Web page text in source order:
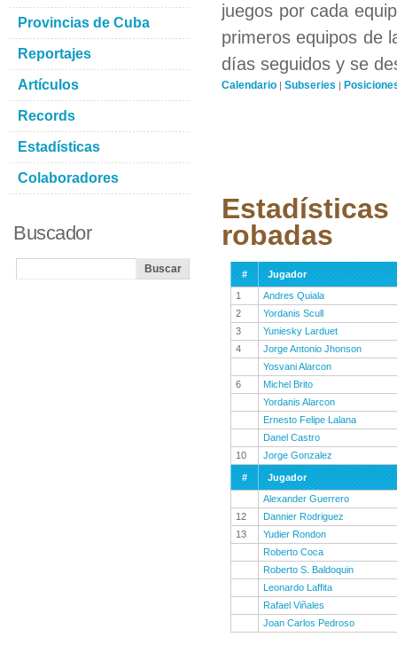
juegos por cada
primeros equipos de
días seguidos y se
Calendario | Subseries |
Estadísticas
robadas
#
Jugador
1
Andres Quiala
2
Yordanis Scull
3
Yuniesky Larduet
4
Jorge Antonio Jhonson
Yosvani Alarcon
6
Michel Brito
Yordanis Alarcon
Ernesto Felipe Lalana
Danel Castro
10
Jorge Gonzalez
#
Jugador
Alexander Guerrero
12
Dannier Rodriguez
13
Yudier Rondon
Roberto Coca
Roberto S. Baldoquin
Leonardo Laffita
Rafael Viñales
Joan Carlos Pedroso
Provincias de Cuba
Reportajes
Artículos
Records
Estadísticas
Colaboradores
Buscador